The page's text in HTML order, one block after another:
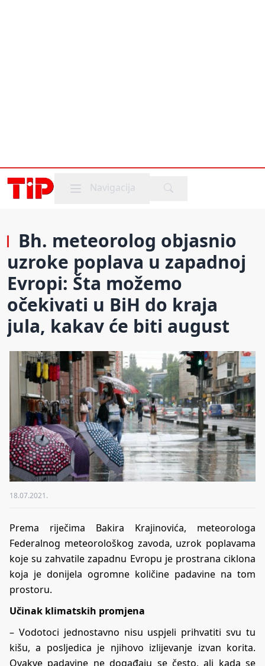
Mobile menu
Navigacija
Bh. meteorolog objasnio
uzroke poplava u zapadnoj
Evropi: Šta možemo
očekivati u BiH do kraja
jula, kakav će biti august
18.07.2021.
Prema riječima Bakira Krajinovića, meteorologa
Federalnog meteorološkog zavoda, uzrok poplavama
koje su zahvatile zapadnu Evropu je prostrana ciklona
koja je donijela ogromne količine padavine na tom
prostoru.
Učinak klimatskih promjena
– Vodotoci jednostavno nisu uspjeli prihvatiti svu tu
kišu, a posljedica je njihovo izlijevanje izvan korita.
Ovakve padavine ne događaju se često, ali kada se